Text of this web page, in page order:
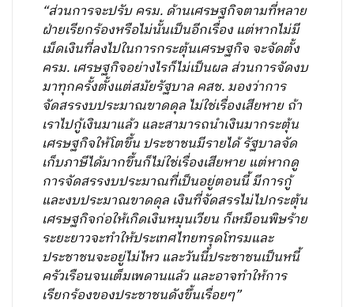
“ส่วนการจะปรับ ครม. ด้านเศรษฐกิจตามที่หลาย
ฝ่ายเรียกร้องหรือไม่นั้นเป็นอีกเรื่อง แต่หากไม่มี
เม็ดเงินที่ลงไปในการกระตุ้นเศรษฐกิจ จะจัดตั้ง
ครม. เศรษฐกิจอย่างไรก็ไม่เป็นผล ส่วนการจัดงบ
มาทุกครั้งตั้งแต่สมัยรัฐบาล คสช. มองว่าการ
จัดสรรงบประมาณขาดดุล ไม่ใช่เรื่องเสียหาย ถ้า
เราไปกู้เงินมาแล้ว และสามารถนำเงินมากระตุ้น
เศรษฐกิจให้โตขึ้น ประชาชนมีรายได้ รัฐบาลจัด
เก็บภาษีได้มากขึ้นก็ไม่ใช่เรื่องเสียหาย แต่หากดู
การจัดสรรงบประมาณที่เป็นอยู่ตอนนี้ มีการกู้
และงบประมาณขาดดุล เงินที่จัดสรรไม่ไปกระตุ้น
เศรษฐกิจก่อให้เกิดเงินหมุนเวียน ก็เหมือนพิษร้าย
ระยะยาวจะทำให้ประเทศไทยทรุดโทรมและ
ประชาชนจะอยู่ไม่ไหว และวันนี้ประชาชนเป็นหนี้
ครัวเรือนจนเต็มเพดานแล้ว และอาจทำให้การ
เรียกร้องของประชาชนดังขึ้นเรื่อยๆ”